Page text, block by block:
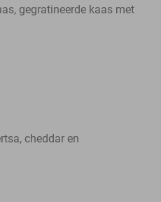
gegratineerde kaas met
cheddar en